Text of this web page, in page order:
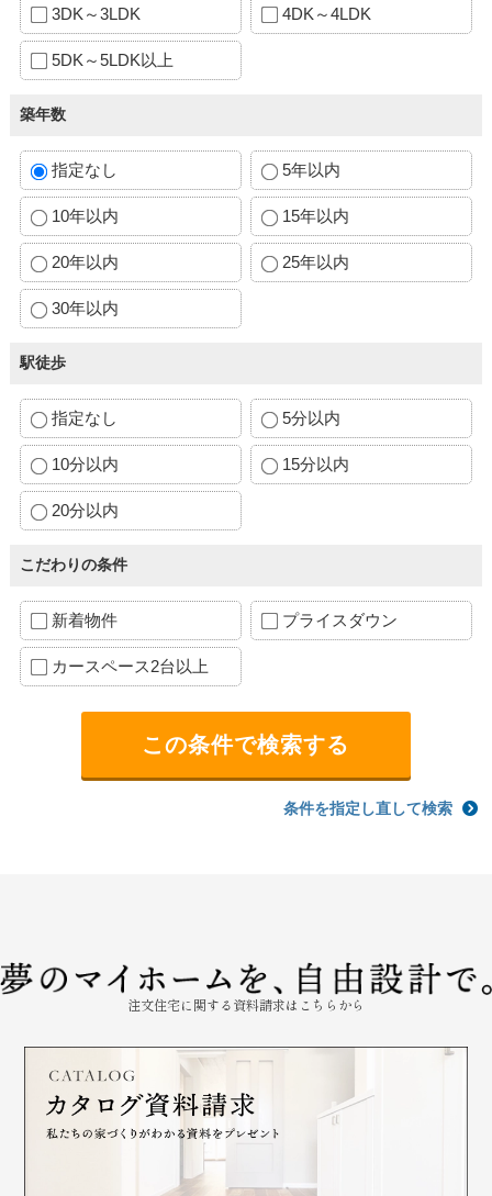
3DK～3LDK 4DK～4LDK
5DK～5LDK以上
築年数
指定なし 5年以内
10年以内 15年以内
20年以内 25年以内
30年以内
駅徒歩
指定なし 5分以内
10分以内 15分以内
20分以内
こだわりの条件
新着物件 プライスダウン
カースペース2台以上
条件を指定し直して検索
注文住宅に関する資料請求はこちらから